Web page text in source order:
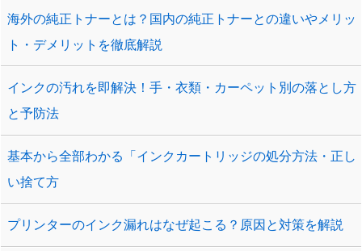
海外の純正トナーとは？国内の純正トナーとの違いやメリッ
ト・デメリットを徹底解説
インクの汚れを即解決！手・衣類・カーペット別の落とし方
と予防法
基本から全部わかる「インクカートリッジの処分方法・正し
い捨て方
プリンターのインク漏れはなぜ起こる？原因と対策を解説